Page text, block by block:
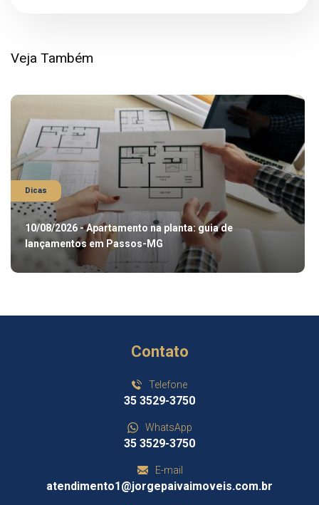
Veja Também
Dicas
10/08/2026 - Apartamento na planta: guia de
lançamentos em Passos-MG
Contato
Telefone
35 3529-3750
WhatsApp
35 3529-3750
E-mail
atendimento1@jorgepaivaimoveis.com.br